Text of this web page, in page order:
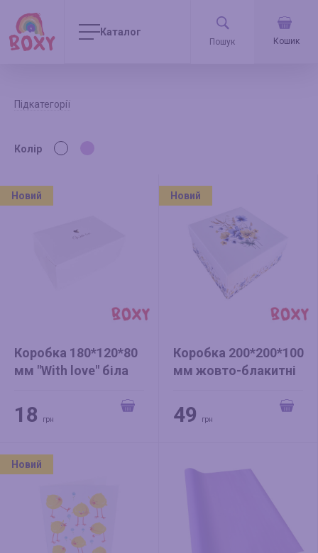
Каталог
Кошик
Підкатегорії
Колір
Новий
Коробка 180*120*80
мм "With love" біла
18 грн
Новий
Коробка 200*200*100
мм жовто-блакитні
49 грн
Новий